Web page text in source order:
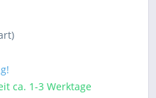
ca. 1-3 Werktage